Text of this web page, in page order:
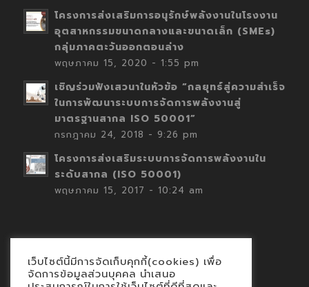
โครงการส่งเสริมการอนุรักษ์พลังงานในโรงงาน
อุตสาหกรรมขนาดกลางและขนาดเล็ก (SMEs)
กลุ่มภาคตะวันออกตอนล่าง
พฤษภาคม 15, 2020 - 1:55 pm
เชิญร่วมฟังเสวนาในหัวข้อ “กลยุทธ์สู่ความสำเร็จ
ในการพัฒนาระบบการจัดการพลังงานสู่
มาตรฐานสากล ISO 50001”
กรกฎาคม 24, 2018 - 9:26 pm
โครงการส่งเสริมระบบการจัดการพลังงานใน
ระดับสากล (ISO 50001)
พฤษภาคม 15, 2017 - 10:24 am
Contact
เว็บไซต์นี้มีการจัดเก็บคุกกี้(cookies) เพื่อ
จัดการข้อมูลส่วนบุคคล นำเสนอ